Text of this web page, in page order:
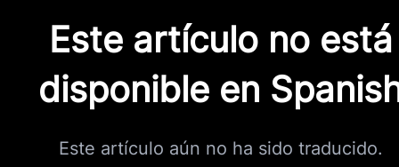
Este artículo no está
disponible en
Este artículo aún no ha sido traducido.